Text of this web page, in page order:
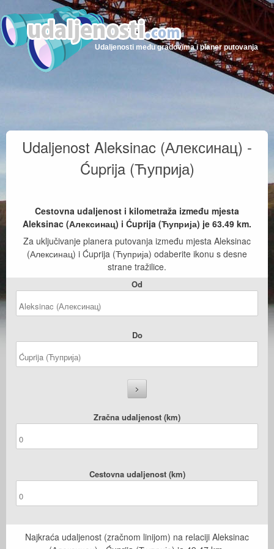
Udaljenosti među gradovima i planer putovanja
Udaljenost Aleksinac (Алексинац) -
Ćuprija (Ћуприја)
Cestovna udaljenost i kilometraža između mjesta
Aleksinac (Алексинац) i Ćuprija (Ћуприја) je 63.49 km.
Za uključivanje planera putovanja između mjesta Aleksinac
(Алексинац) i Ćuprija (Ћуприја) odaberite ikonu s desne
strane tražilice.
Od
Do
Zračna udaljenost (km)
Cestovna udaljenost (km)
Najkraća udaljenost (zračnom linijom) na relaciji Aleksinac